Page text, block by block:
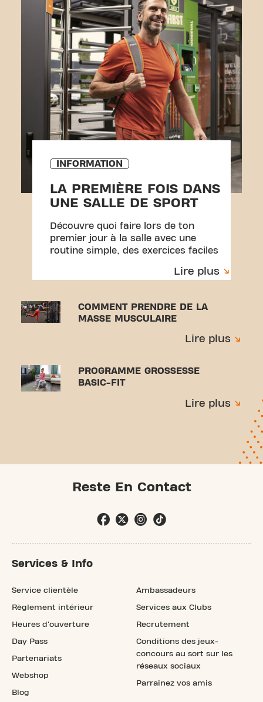
INFORMATION
LA PREMIÈRE FOIS DANS
UNE SALLE DE SPORT
Découvre quoi faire lors de ton
premier jour à la salle avec une
routine simple, des exercices faciles
Lire plus
COMMENT PRENDRE DE LA
MASSE MUSCULAIRE
Lire plus
PROGRAMME GROSSESSE
BASIC-FIT
Lire plus
Reste En Contact
Services & Info
Service clientèle
Règlement intérieur
Heures d'ouverture
Day Pass
Partenariats
Webshop
Blog
Ambassadeurs
Services aux Clubs
Recrutement
Conditions des jeux-
concours au sort sur les
réseaux sociaux
Parrainez vos amis